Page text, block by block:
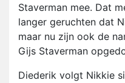
Staverman mee. Dat
langer geruchten dat
maar nu zijn ook de
Gijs Staverman
Diederik volgt Nikkie